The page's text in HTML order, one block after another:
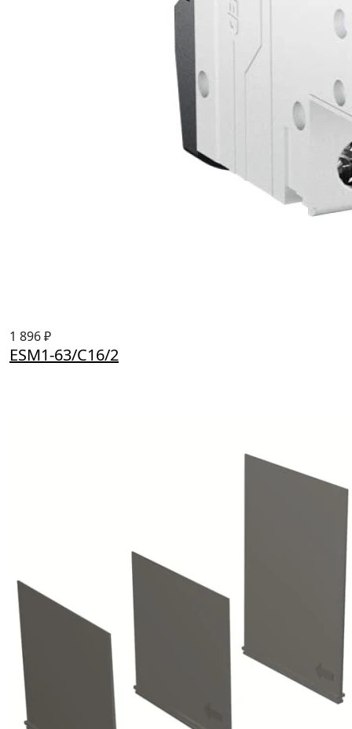
1 896 ₽
ESM1-63/C16/2